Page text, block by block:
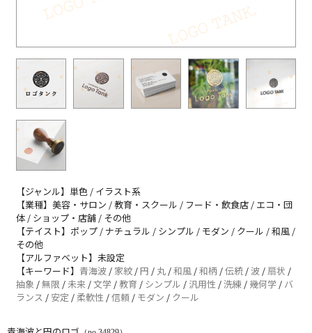
【ジャンル】単色 / イラスト系
【業種】美容・サロン / 教育・スクール / フード・飲食店 / エコ・団
体 / ショップ・店舗 / その他
【テイスト】ポップ / ナチュラル / シンプル / モダン / クール / 和風 /
その他
【アルファベット】未設定
【キーワード】 青海波 / 家紋 /円 / 丸 /和風 /和柄 /伝統 /波 / 扇状 /
抽象 /無限 / 未来 /文学 / 教育 / シンプル / 汎用性 /洗練 / 幾何学 / バ
ランス / 安定 /柔軟性 /信頼 / モダン / クール